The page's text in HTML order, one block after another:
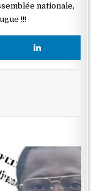
nationale,
!!!